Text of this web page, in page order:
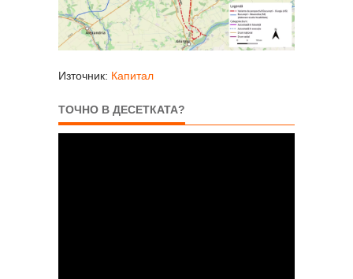
Източник: Капитал
ТОЧНО В ДЕСЕТКАТА?